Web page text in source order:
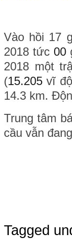
Vào hồi 17
2018 tức 00
2018 một
(15.205vĩ
14.3 km.
Trung tâm
cầu vẫn
Tagged